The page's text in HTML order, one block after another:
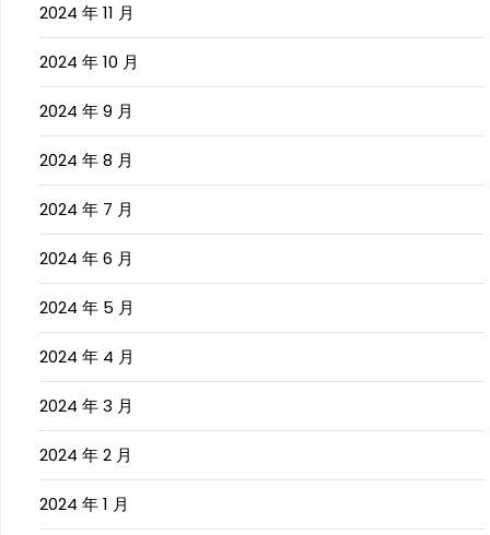
2024 年 11 月
2024 年 10 月
2024 年 9 月
2024 年 8 月
2024 年 7 月
2024 年 6 月
2024 年 5 月
2024 年 4 月
2024 年 3 月
2024 年 2 月
2024 年 1 月